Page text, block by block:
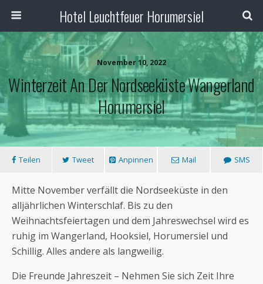
Hotel Leuchtfeuer Horumersiel
November 10, 2022
Winterzeit An Der Nordseeküste Wangerland
Horumersiel
Teilen Tweet Anpinnen Mail SMS
Mitte November verfällt die Nordseeküste in den
alljährlichen Winterschlaf. Bis zu den
Weihnachtsfeiertagen und dem Jahreswechsel wird es
ruhig im Wangerland, Hooksiel, Horumersiel und
Schillig. Alles andere als langweilig.
Die Freunde Jahreszeit – Nehmen Sie sich Zeit Ihre